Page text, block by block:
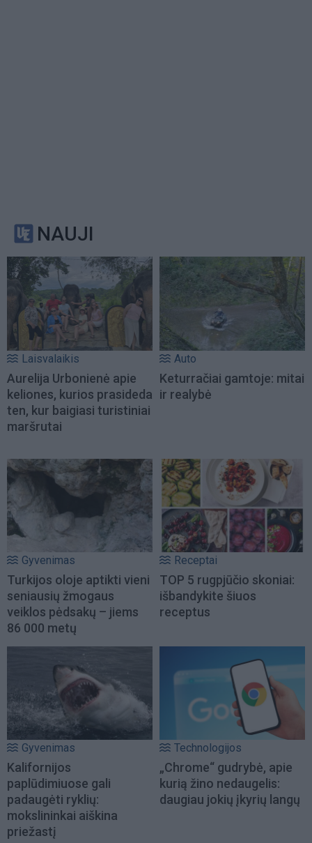
NAUJI
Laisvalaikis
Aurelija Urbonienė apie
keliones, kurios prasideda
ten, kur baigiasi turistiniai
maršrutai
Auto
Keturračiai gamtoje: mitai
ir realybė
Gyvenimas
Turkijos oloje aptikti vieni
seniausių žmogaus
veiklos pėdsakų – jiems
86 000 metų
Receptai
TOP 5 rugpjūčio skoniai:
išbandykite šiuos
receptus
Gyvenimas
Kalifornijos
paplūdimiuose gali
padaugėti ryklių:
mokslininkai aiškina
priežastį
Technologijos
„Chrome“ gudrybė, apie
kurią žino nedaugelis:
daugiau jokių įkyrių langų